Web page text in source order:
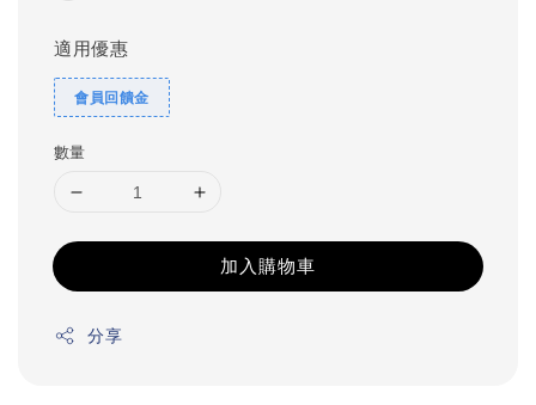
適用優惠
會員回饋金
數量
加入購物車
分享